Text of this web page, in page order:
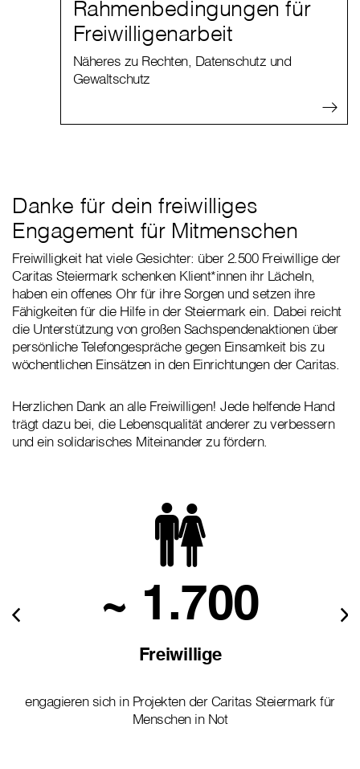
Rahmenbedingungen für
Freiwilligenarbeit
Näheres zu Rechten, Datenschutz und
Gewaltschutz
Danke für dein freiwilliges
Engagement für Mitmenschen
Freiwilligkeit hat viele Gesichter: über 2.500 Freiwillige der
Caritas Steiermark schenken Klient*innen ihr Lächeln,
haben ein offenes Ohr für ihre Sorgen und setzen ihre
Fähigkeiten für die Hilfe in der Steiermark ein. Dabei reicht
die Unterstützung von großen Sachspendenaktionen über
persönliche Telefongespräche gegen Einsamkeit bis zu
wöchentlichen Einsätzen in den Einrichtungen der Caritas.
Herzlichen Dank an alle Freiwilligen! Jede helfende Hand
trägt dazu bei, die Lebensqualität anderer zu verbessern
und ein solidarisches Miteinander zu fördern.
~ 1.700
Freiwillige
engagieren sich in Projekten der Caritas Steiermark für
Menschen in Not